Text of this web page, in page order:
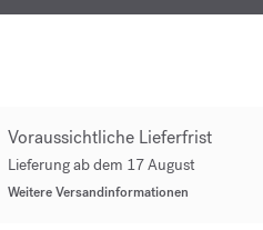
Voraussichtliche Lieferfrist
Lieferung ab dem 17 August
Weitere Versandinformationen